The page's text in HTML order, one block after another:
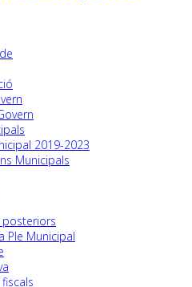
2019-2023
Municipals
posteriors
Ple Municipal